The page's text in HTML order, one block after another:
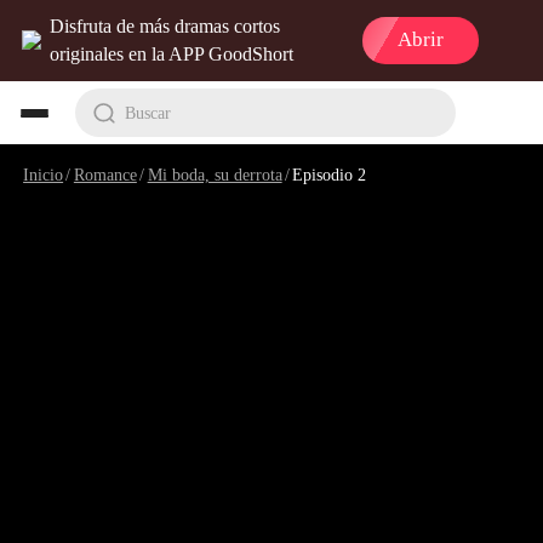
Disfruta de más dramas cortos
originales en la APP GoodShort
Abrir
Buscar
Inicio/Romance/Mi boda, su derrota/Episodio 2